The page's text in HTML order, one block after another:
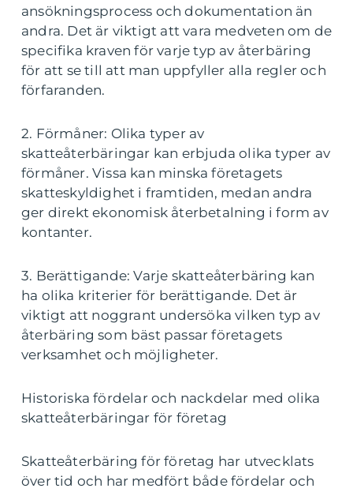
ansökningsprocess och dokumentation än
andra. Det är viktigt att vara medveten om de
specifika kraven för varje typ av återbäring
för att se till att man uppfyller alla regler och
förfaranden.
2. Förmåner: Olika typer av
skatteåterbäringar kan erbjuda olika typer av
förmåner. Vissa kan minska företagets
skatteskyldighet i framtiden, medan andra
ger direkt ekonomisk återbetalning i form av
kontanter.
3. Berättigande: Varje skatteåterbäring kan
ha olika kriterier för berättigande. Det är
viktigt att noggrant undersöka vilken typ av
återbäring som bäst passar företagets
verksamhet och möjligheter.
Historiska fördelar och nackdelar med olika
skatteåterbäringar för företag
Skatteåterbäring för företag har utvecklats
över tid och har medfört både fördelar och